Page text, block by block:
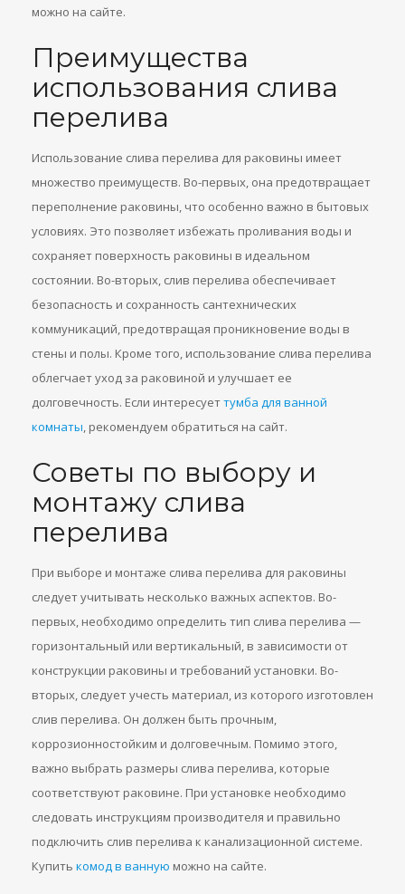
можно на сайте.
Преимущества
использования слива
перелива
Использование слива перелива для раковины имеет
множество преимуществ. Во-первых, она предотвращает
переполнение раковины, что особенно важно в бытовых
условиях. Это позволяет избежать проливания воды и
сохраняет поверхность раковины в идеальном
состоянии. Во-вторых, слив перелива обеспечивает
безопасность и сохранность сантехнических
коммуникаций, предотвращая проникновение воды в
стены и полы. Кроме того, использование слива перелива
облегчает уход за раковиной и улучшает ее
долговечность. Если интересуеттумба для ванной
комнаты, рекомендуем обратиться на сайт.
Советы по выбору и
монтажу слива
перелива
При выборе и монтаже слива перелива для раковины
следует учитывать несколько важных аспектов. Во-
первых, необходимо определить тип слива перелива —
горизонтальный или вертикальный, в зависимости от
конструкции раковины и требований установки. Во-
вторых, следует учесть материал, из которого изготовлен
слив перелива. Он должен быть прочным,
коррозионностойким и долговечным. Помимо этого,
важно выбрать размеры слива перелива, которые
соответствуют раковине. При установке необходимо
следовать инструкциям производителя и правильно
подключить слив перелива к канализационной системе.
Купить комод в ванную можно на сайте.